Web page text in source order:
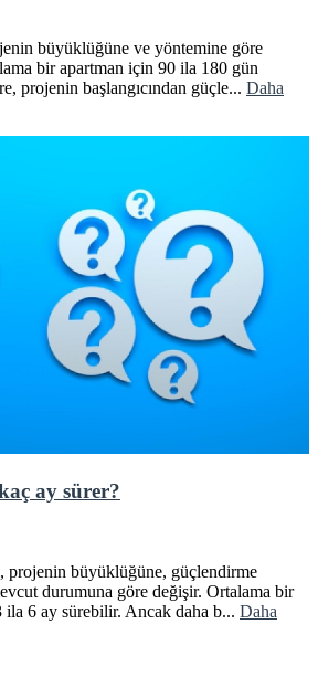
büyüklüğüne ve yöntemine göre
bir apartman için 90 ila 180 gün
projenin başlangıcından güçle... Daha
ay sürer?
projenin büyüklüğüne, güçlendirme
durumuna göre değişir. Ortalama bir
ila 6 ay sürebilir. Ancak daha b... Daha